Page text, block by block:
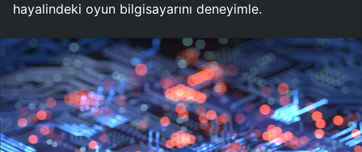
hayalindeki oyun bilgisayarını deneyimle.